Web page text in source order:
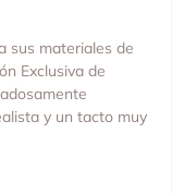
sus materiales de
Exclusiva de
y un tacto muy